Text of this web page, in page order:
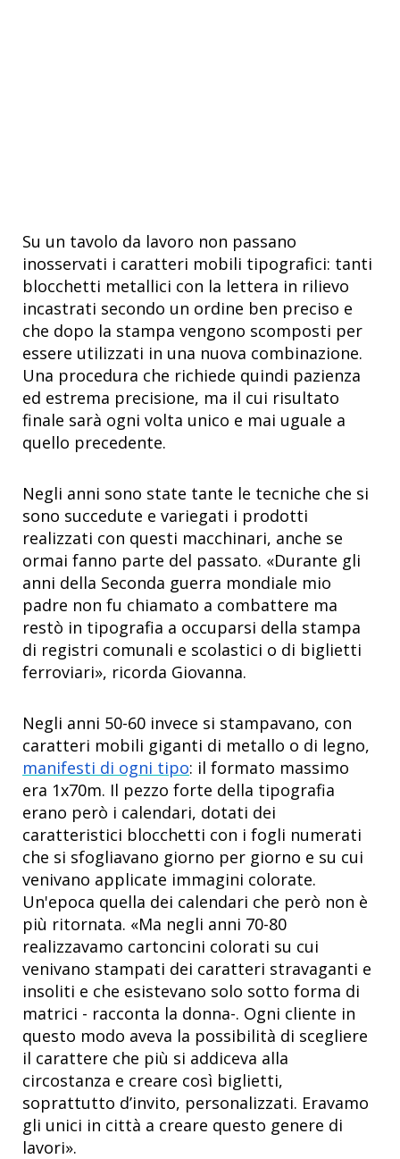
Su un tavolo da lavoro non passano
inosservati i caratteri mobili tipografici: tanti
blocchetti metallici con la lettera in rilievo
incastrati secondo un ordine ben preciso e
che dopo la stampa vengono scomposti per
essere utilizzati in una nuova combinazione.
Una procedura che richiede quindi pazienza
ed estrema precisione, ma il cui risultato
finale sarà ogni volta unico e mai uguale a
quello precedente.
Negli anni sono state tante le tecniche che si
sono succedute e variegati i prodotti
realizzati con questi macchinari, anche se
ormai fanno parte del passato. «Durante gli
anni della Seconda guerra mondiale mio
padre non fu chiamato a combattere ma
restò in tipografia a occuparsi della stampa
di registri comunali e scolastici o di biglietti
ferroviari», ricorda Giovanna.
Negli anni 50-60 invece si stampavano, con
caratteri mobili giganti di metallo o di legno,
manifesti di ogni tipo: il formato massimo
era 1x70m. Il pezzo forte della tipografia
erano però i calendari, dotati dei
caratteristici blocchetti con i fogli numerati
che si sfogliavano giorno per giorno e su cui
venivano applicate immagini colorate.
Un'epoca quella dei calendari che però non è
più ritornata. «Ma negli anni 70-80
realizzavamo cartoncini colorati su cui
venivano stampati dei caratteri stravaganti e
insoliti e che esistevano solo sotto forma di
matrici - racconta la donna-. Ogni cliente in
questo modo aveva la possibilità di scegliere
il carattere che più si addiceva alla
circostanza e creare così biglietti,
soprattutto d’invito, personalizzati. Eravamo
gli unici in città a creare questo genere di
lavori».